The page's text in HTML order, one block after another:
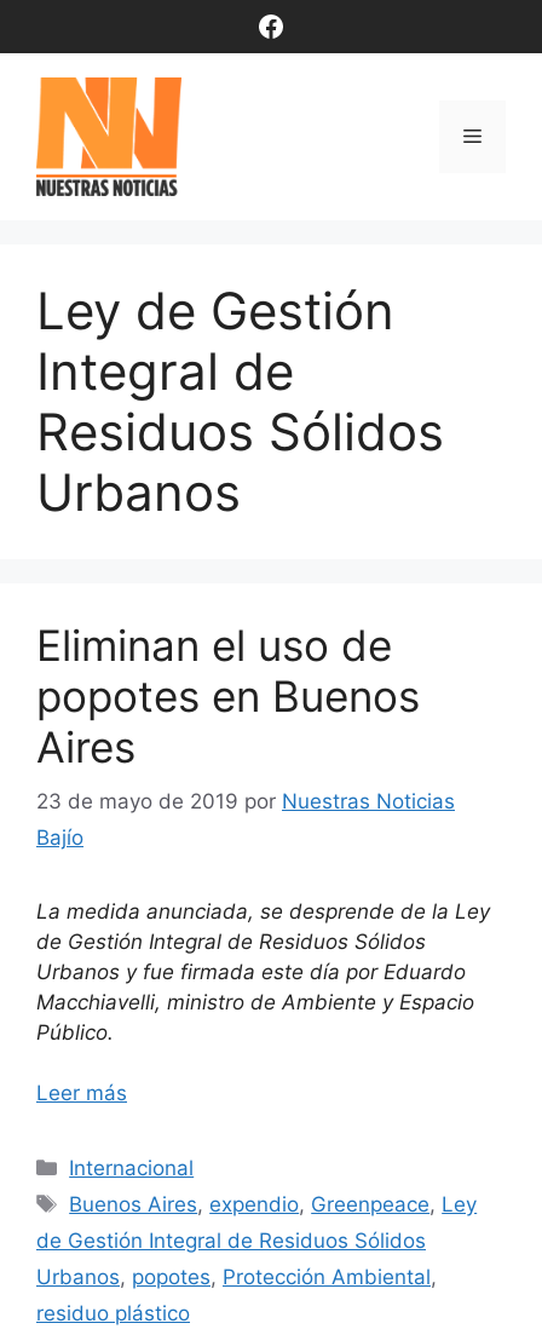
contenido
Facebook
Menú
Ley de Gestión
Integral de
Residuos Sólidos
Urbanos
Eliminan el uso de
popotes en Buenos
Aires
23 de mayo de 2019 por Nuestras Noticias
Bajío
La medida anunciada, se desprende de la Ley
de Gestión Integral de Residuos Sólidos
Urbanos y fue firmada este día por Eduardo
Macchiavelli, ministro de Ambiente y Espacio
Público.
Leer más
Categorías
Internacional
Etiquetas
Buenos Aires, expendio, Greenpeace, Ley
de Gestión Integral de Residuos Sólidos
Urbanos, popotes, Protección Ambiental,
residuo plástico